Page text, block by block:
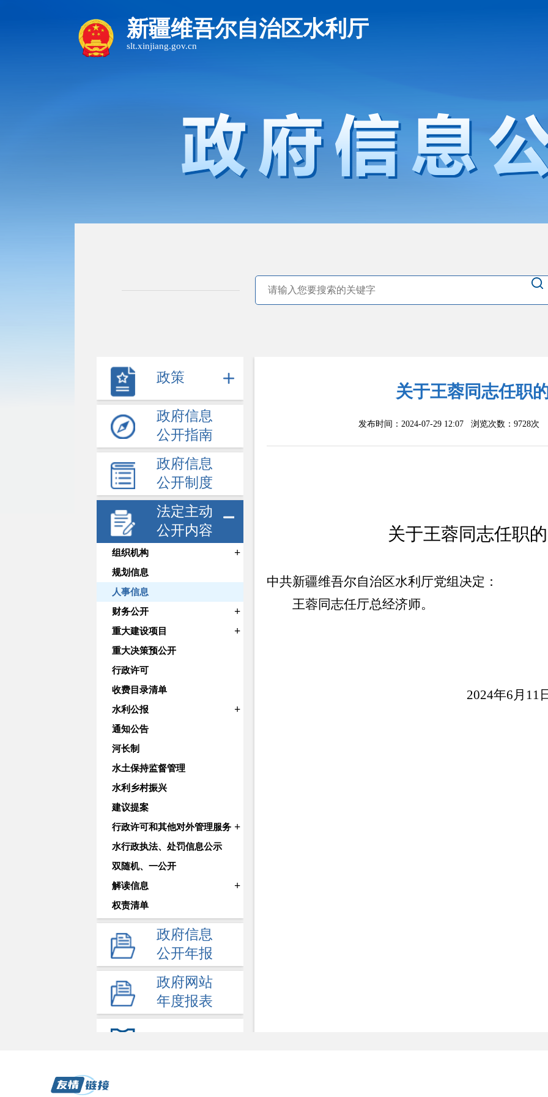
新疆维吾尔自治区水利厅
slt.xinjiang.gov.cn
政策
政府信息
公开指南
政府信息
公开制度
法定主动
公开内容
组织机构 +
规划信息
人事信息
财务公开
+
重大建设项目 +
重大决策预公开
行政许可
收费目录清单
水利公报
+
通知公告
河长制
水土保持监督管理
水利乡村振兴
建议提案
行政许可和其他对外管理服务 +
水行政执法、处罚信息公示
双随机、一公开
解读信息
+
权责清单
政府信息
公开年报
政府网站
年度报表
关于王蓉同志任职
发布时间：2024-07-29 12:07 浏览次数： 9728次
关于王蓉同志任职
中共新疆维吾尔自治区水利厅党组决定：
王蓉同志任厅总经济师。
2024年6月 11